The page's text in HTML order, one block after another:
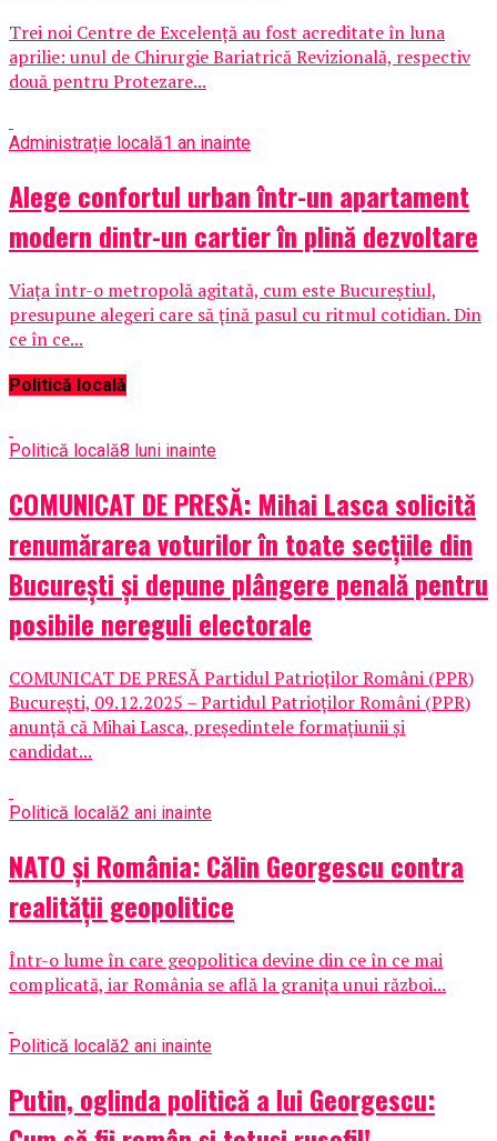
Trei noi Centre de Excelență au fost acreditate în luna
aprilie: unul de Chirurgie Bariatrică Revizională, respectiv
două pentru Protezare...
Administrație locală1 an inainte
Alege confortul urban într-un apartament
modern dintr-un cartier în plină dezvoltare
Viața într-o metropolă agitată, cum este Bucureștiul,
presupune alegeri care să țină pasul cu ritmul cotidian. Din
ce în ce...
Politică locală
Politică locală8 luni inainte
COMUNICAT DE PRESĂ: Mihai Lasca solicită
renumărarea voturilor în toate secțiile din
București și depune plângere penală pentru
posibile nereguli electorale
COMUNICAT DE PRESĂ Partidul Patrioților Români (PPR)
București, 09.12.2025 – Partidul Patrioților Români (PPR)
anunță că Mihai Lasca, președintele formațiunii și
candidat...
Politică locală2 ani inainte
NATO și România: Călin Georgescu contra
realității geopolitice
Într-o lume în care geopolitica devine din ce în ce mai
complicată, iar România se află la granița unui război...
Politică locală2 ani inainte
Putin, oglinda politică a lui Georgescu: